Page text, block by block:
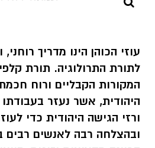
עוזי הכוהן הינו מדריך
לתורת התרולוגיה. תורת
המקורות הקבליים ורוח
היהודית, אשר נעזר
ורזי הגישה היהודית כדי
ובהצלחה רבה לאנשים רבים